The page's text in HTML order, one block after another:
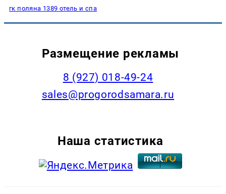
гк поляна 1389 отель и спа
Размещение рекламы
8 (927) 018-49-24
sales@progorodsamara.ru
Наша статистика